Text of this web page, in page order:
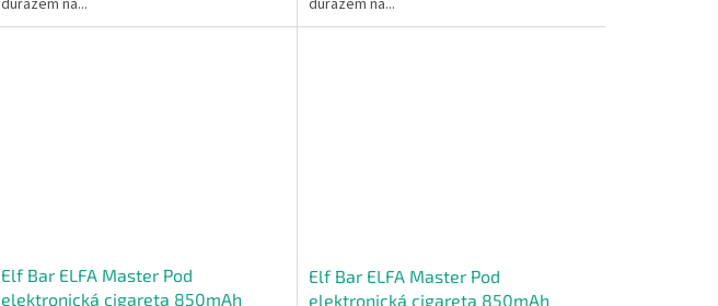
důrazem na...
Elf Bar ELFA Master Pod
elektronická cigareta 850mAh
Elf Bar ELFA Master Pod
elektronická cigareta 850mAh